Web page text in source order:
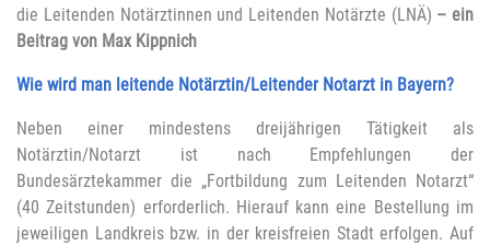
die Leitenden Notärztinnen und Leitenden Notärzte (LNÄ) – ein
Beitrag von Max Kippnich
Wie wird man leitende Notärztin/Leitender Notarzt in Bayern?
Neben einer mindestens dreijährigen Tätigkeit als
Notärztin/Notarzt ist nach Empfehlungen der
Bundesärztekammer die „Fortbildung zum Leitenden Notarzt“
(40 Zeitstunden) erforderlich. Hierauf kann eine Bestellung im
jeweiligen Landkreis bzw. in der kreisfreien Stadt erfolgen. Auf